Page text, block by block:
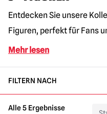
SORTIMENT IM
Entdecken Sie unsere
Figuren, perfekt für Fans
Mehr lesen
FILTERN NACH
Alle 5 Ergebnisse